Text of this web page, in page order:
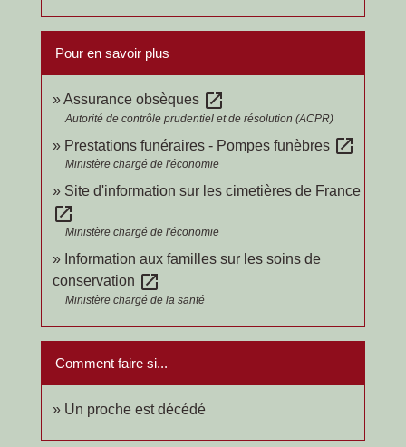
Pour en savoir plus
Assurance obsèques open_in_new
Autorité de contrôle prudentiel et de résolution (ACPR)
Prestations funéraires - Pompes funèbres open_in_new
Ministère chargé de l'économie
Site d'information sur les cimetières de France
open_in_new
Ministère chargé de l'économie
Information aux familles sur les soins de
conservation open_in_new
Ministère chargé de la santé
Comment faire si...
Un proche est décédé